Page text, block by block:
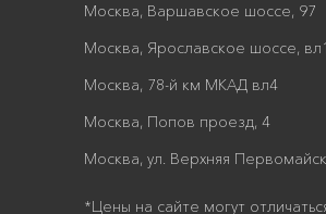
Москва, Варшавское шоссе, 97
Москва, Ярославское шоссе,
Москва, 78-й км МКАД вл4
Москва, Попов проезд, 4
Москва, ул. Верхняя
*Цены на сайте могут